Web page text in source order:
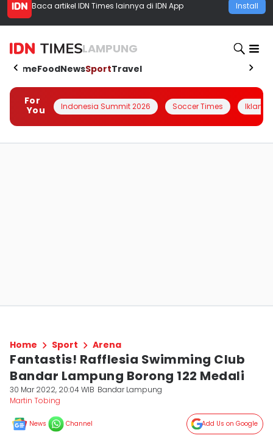
Baca artikel IDN Times lainnya di IDN App Install
LAMPUNG
HomeFoodNewsSportTravel
For
You
Indonesia Summit 2026 Soccer Times Iklanin
Home Sport Arena
Fantastis! Rafflesia Swimming Club
Bandar Lampung Borong 122 Medali
30 Mar 2022, 20:04 WIB Bandar Lampung
Martin Tobing
News Channel Add Us on Google